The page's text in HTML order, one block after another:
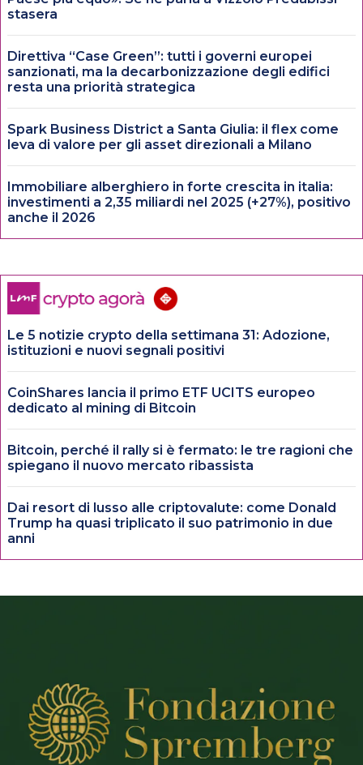
stasera
Direttiva “Case Green”: tutti i governi europei
sanzionati, ma la decarbonizzazione degli edifici
resta una priorità strategica
Spark Business District a Santa Giulia: il flex come
leva di valore per gli asset direzionali a Milano
Immobiliare alberghiero in forte crescita in italia:
investimenti a 2,35 miliardi nel 2025 (+27%), positivo
anche il 2026
Le 5 notizie crypto della settimana 31: Adozione,
istituzioni e nuovi segnali positivi
CoinShares lancia il primo ETF UCITS europeo
dedicato al mining di Bitcoin
Bitcoin, perché il rally si è fermato: le tre ragioni che
spiegano il nuovo mercato ribassista
Dai resort di lusso alle criptovalute: come Donald
Trump ha quasi triplicato il suo patrimonio in due
anni